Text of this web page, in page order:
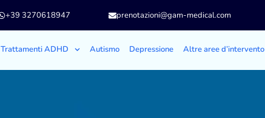
+39 3270618947 prenotazioni@gam-medical.com
Trattamenti ADHD Autismo Depressione Altre aree d’intervento